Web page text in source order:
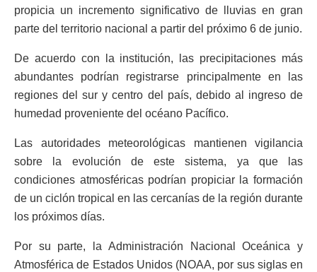
propicia un incremento significativo de lluvias en gran
parte del territorio nacional a partir del próximo 6 de junio.
De acuerdo con la institución, las precipitaciones más
abundantes podrían registrarse principalmente en las
regiones del sur y centro del país, debido al ingreso de
humedad proveniente del océano Pacífico.
Las autoridades meteorológicas mantienen vigilancia
sobre la evolución de este sistema, ya que las
condiciones atmosféricas podrían propiciar la formación
de un ciclón tropical en las cercanías de la región durante
los próximos días.
Por su parte, la Administración Nacional Oceánica y
Atmosférica de Estados Unidos (NOAA, por sus siglas en